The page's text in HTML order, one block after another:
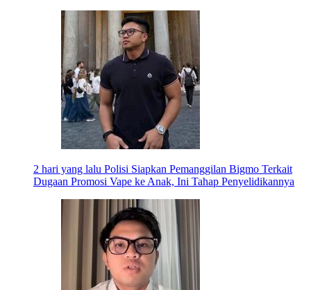
2 hari yang lalu Polisi Siapkan Pemanggilan Bigmo Terkait
Dugaan Promosi Vape ke Anak, Ini Tahap Penyelidikannya